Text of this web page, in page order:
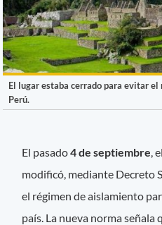
El lugar estaba cerrado para evitar
Perú.
El pasado4 de septiembre ,
modificó, mediante Decreto
el régimen de aislamiento
país. La nueva norma señala